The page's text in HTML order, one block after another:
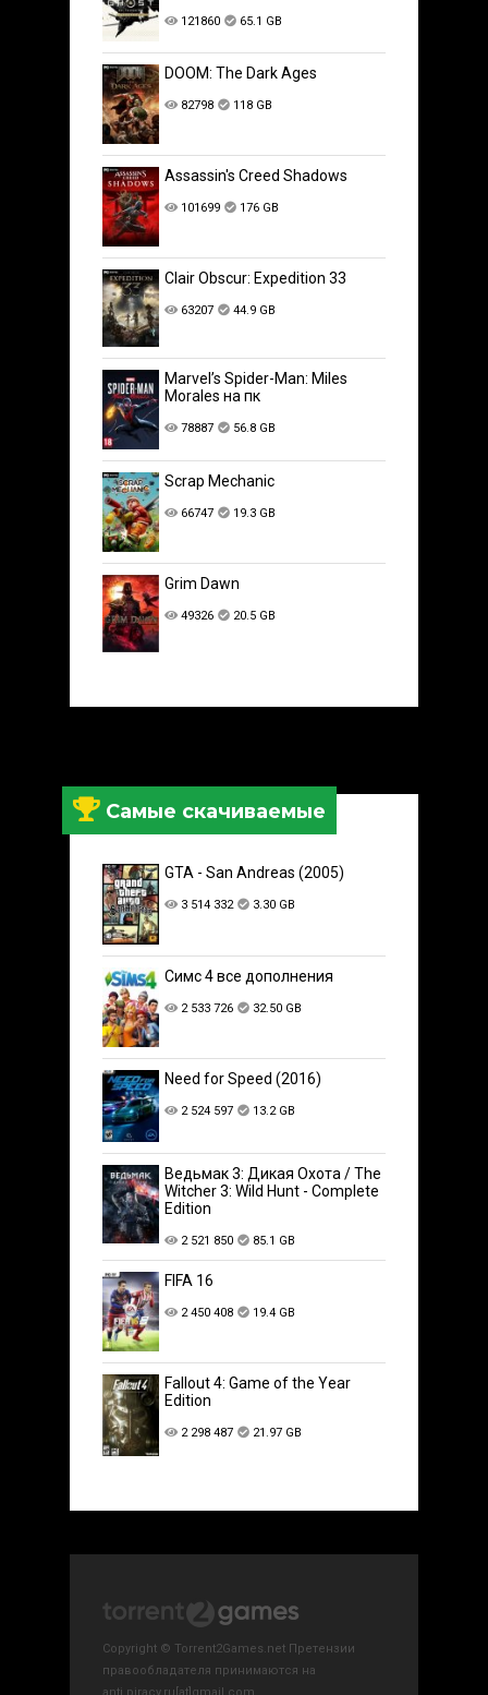
121860 65.1 GB
DOOM: The Dark Ages
82798 118 GB
Assassin's Creed Shadows
101699 176 GB
Clair Obscur: Expedition 33
63207 44.9 GB
Marvel’s Spider-Man: Miles
Morales на пк
78887 56.8 GB
Scrap Mechanic
66747 19.3 GB
Grim Dawn
49326 20.5 GB
Самые скачиваемые
GTA - San Andreas (2005)
3 514 332 3.30 GB
Симс 4 все дополнения
2 533 726 32.50 GB
Need for Speed (2016)
2 524 597 13.2 GB
Ведьмак 3: Дикая Охота / The
Witcher 3: Wild Hunt - Complete
Edition
2 521 850 85.1 GB
FIFA 16
2 450 408 19.4 GB
Fallout 4: Game of the Year
Edition
2 298 487 21.97 GB
Copyright © Torrent2Games.net Претензии
правообладателя принимаются на
anti.piracy.ru[at]gmail.com